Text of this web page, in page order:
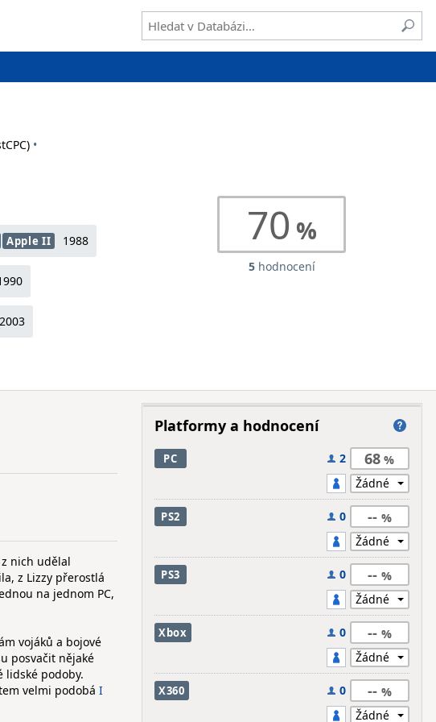
•
Apple II 1988 70
5hodnocení
nich udělal
z Lizzy přerostlá
na jednom PC,
vojáků a bojové
posvačit nějaké
lidské podoby.
velmi podobá I
Platformy a hodnocení
PC 2 68
PS2 0 --
PS3 0 --
Xbox 0 --
X360 0 --